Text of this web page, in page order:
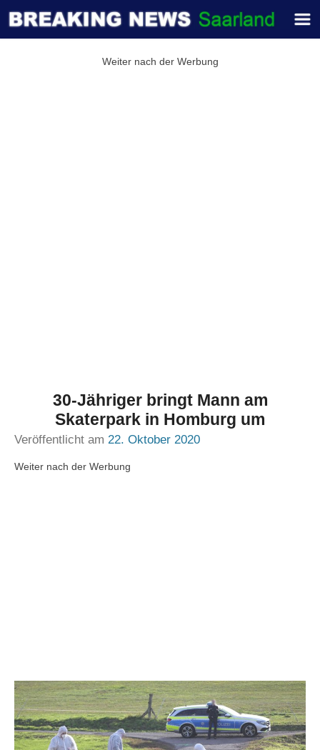
Weiter nach der Werbung
30-Jähriger bringt Mann am
Skaterpark in Homburg um
Veröffentlicht am 22. Oktober 2020
Weiter nach der Werbung